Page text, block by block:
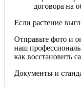
договора на
Если растение
Отправьте фото и
наш
как восстановить
Документы и